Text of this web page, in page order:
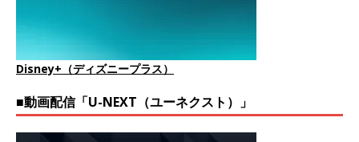
Disney+（ディズニープラス）
■動画配信「U-NEXT（ユーネクスト）」